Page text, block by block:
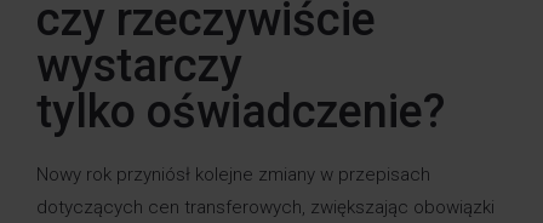
czy rzeczywiście
wystarczy
tylko oświadczenie?
Nowy rok przyniósł kolejne zmiany w przepisach
dotyczących cen transferowych, zwiększając obowiązki